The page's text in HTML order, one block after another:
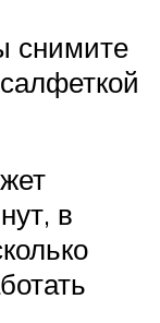
снимите
в